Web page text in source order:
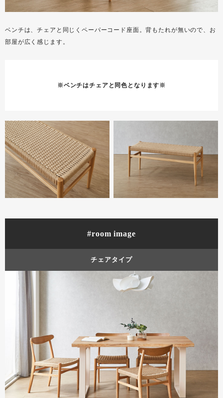
ベンチは、チェアと同じくペーパーコード座面。背もたれが無いので、お
部屋が広く感じます。
※ベンチはチェアと同色となります※
#room image
チェアタイプ